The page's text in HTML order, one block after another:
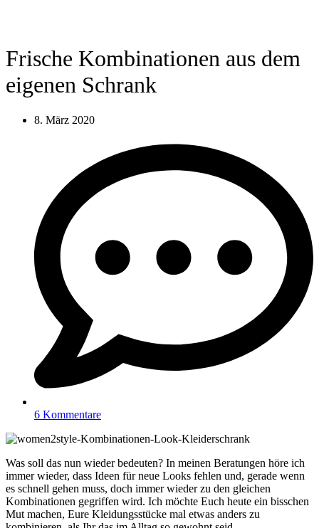
Frische Kombinationen aus dem
eigenen Schrank
8. März 2020
6 Kommentare
Was soll das nun wieder bedeuten? In meinen Beratungen höre ich
immer wieder, dass Ideen für neue Looks fehlen und, gerade wenn
es schnell gehen muss, doch immer wieder zu den gleichen
Kombinationen gegriffen wird. Ich möchte Euch heute ein bisschen
Mut machen, Eure Kleidungsstücke mal etwas anders zu